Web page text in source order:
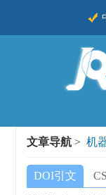
文章导航 > 机
DOI引文